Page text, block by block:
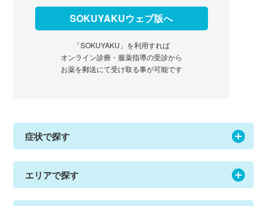
SOKUYAKUウェブ版へ
「SOKUYAKU」を利用すれば
オンライン診療・服薬指導の受診から
お薬を郵送にて受け取る事が可能です
症状で探す
エリアで探す